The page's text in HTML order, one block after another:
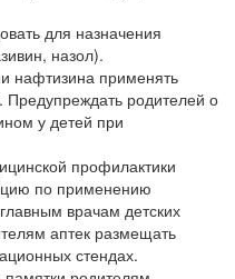
для назначения
назол).
нафтизина применять
Предупреждать родителей о
у детей при
профилактики
по применению
врачам детских
аптек размещать
стендах.